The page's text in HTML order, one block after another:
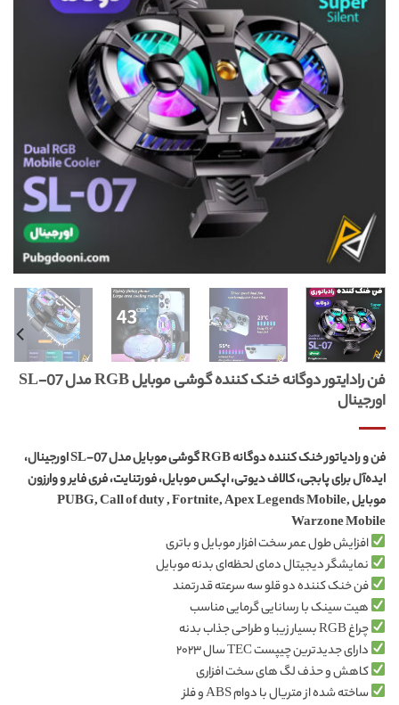
فن رادایتور دوگانه خنک کننده گوشی موبایل RGB مدل SL-07
اورجینال
فن و رادیاتور خنک کننده دوگانه RGB گوشی موبایل مدل SL-07 اورجینال،
ایده‌آل برای پابجی، کالاف دیوتی، اپکس موبایل، فورتنایت، فری فایر و وارزون
موبایل PUBG, Call of duty , Fortnite, Apex Legends Mobile,
Warzone Mobile
افزایش طول عمر سخت افزار موبایل و باتری
نمایشگر دیجیتال دمای لحظه‌ای بدنه موبایل
فن خنک کننده دو قلو سه سرعته قدرتمند
هیت سینک با رسانایی گرمایی مناسب
چراغ RGB بسیار زیبا و طراحی جذاب بدنه
دارای جدیدترین چیپست TEC سال ۲۰۲۳
کاهش و حذف لگ های سخت افزاری
ساخته شده از متریال با دوام ABS و فلز